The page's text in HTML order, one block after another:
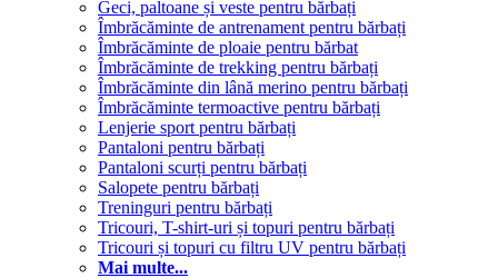
Geci, paltoane și veste pentru bărbați
Îmbrăcăminte de antrenament pentru bărbați
Îmbrăcăminte de ploaie pentru bărbat
Îmbrăcăminte de trekking pentru bărbați
Îmbrăcăminte din lână merino pentru bărbați
Îmbrăcăminte termoactive pentru bărbați
Lenjerie sport pentru bărbați
Pantaloni pentru bărbați
Pantaloni scurți pentru bărbați
Salopete pentru bărbați
Treninguri pentru bărbați
Tricouri, T-shirt-uri și topuri pentru bărbați
Tricouri și topuri cu filtru UV pentru bărbați
Mai multe...